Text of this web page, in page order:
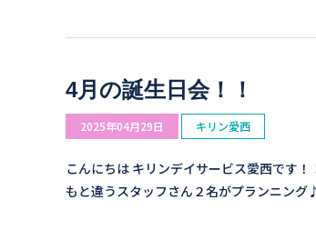
4月の誕生日会！！
2025年04月29日 キリン愛西
こんにちは キリンデイサービス愛西です
もと違うスタッフさん２名がプランニン